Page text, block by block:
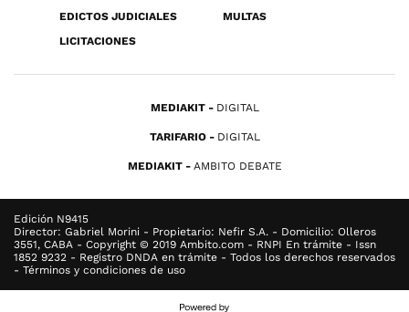
EDICTOS JUDICIALES
MULTAS
LICITACIONES
MEDIAKIT DIGITAL
TARIFARIO DIGITAL
MEDIAKIT AMBITO DEBATE
Edición N9415
Director: Gabriel Morini - Propietario: Nefir S.A. - Domicilio: Olleros
3551, CABA - Copyright © 2019 Ambito.com - RNPI En trámite - Issn
1852 9232 - Registro DNDA en trámite - Todos los derechos reservados
- Términos y condiciones de uso